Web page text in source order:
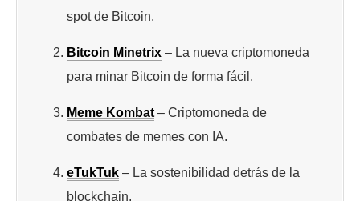
spot de Bitcoin.
Bitcoin Minetrix – La nueva criptomoneda
para minar Bitcoin de forma fácil.
Meme Kombat – Criptomoneda de
combates de memes con IA.
eTukTuk – La sostenibilidad detrás de la
blockchain.